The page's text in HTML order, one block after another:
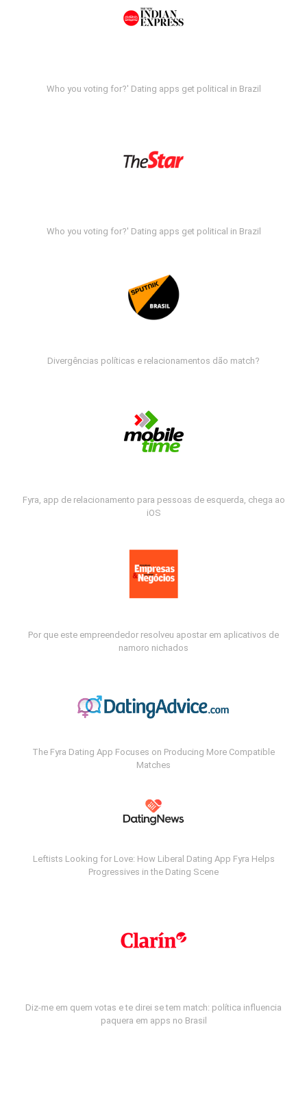
Who you voting for?' Dating apps get political in Brazil
Who you voting for?' Dating apps get political in Brazil
Divergências políticas e relacionamentos dão match?
Fyra, app de relacionamento para pessoas de esquerda, chega ao
iOS
Por que este empreendedor resolveu apostar em aplicativos de
namoro nichados
The Fyra Dating App Focuses on Producing More Compatible
Matches
Leftists Looking for Love: How Liberal Dating App Fyra Helps
Progressives in the Dating Scene
Diz-me em quem votas e te direi se tem match: política influencia
paquera em apps no Brasil